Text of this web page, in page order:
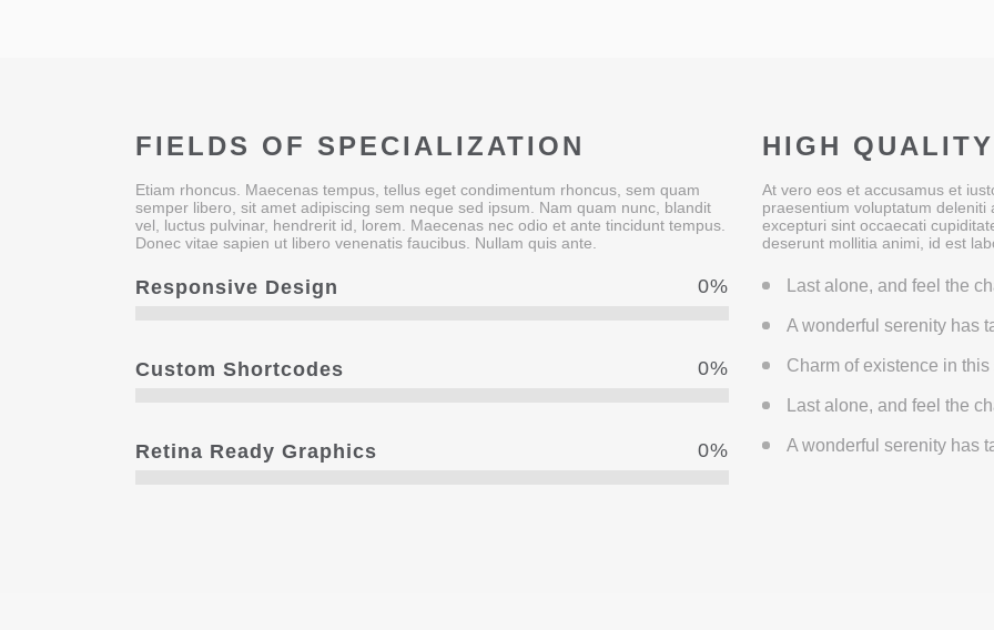
FIELDS OF SPECIALIZATION
Etiam rhoncus. Maecenas tempus, tellus eget condimentum rhoncus, sem quam
semper libero, sit amet adipiscing sem neque sed ipsum. Nam quam nunc, blandit
vel, luctus pulvinar, hendrerit id, lorem. Maecenas nec odio et ante tincidunt tempus.
Donec vitae sapien ut libero venenatis faucibus. Nullam quis ante.
Responsive Design 0%
Custom Shortcodes 0%
Retina Ready Graphics 0%
HIGH
At vero eos et accusamus et
praesentium voluptatum
excepturi sint occaecati
deserunt mollitia animi, id est
Last alone, and feel the
A wonderful serenity has
Charm of existence in
Last alone, and feel the
A wonderful serenity has